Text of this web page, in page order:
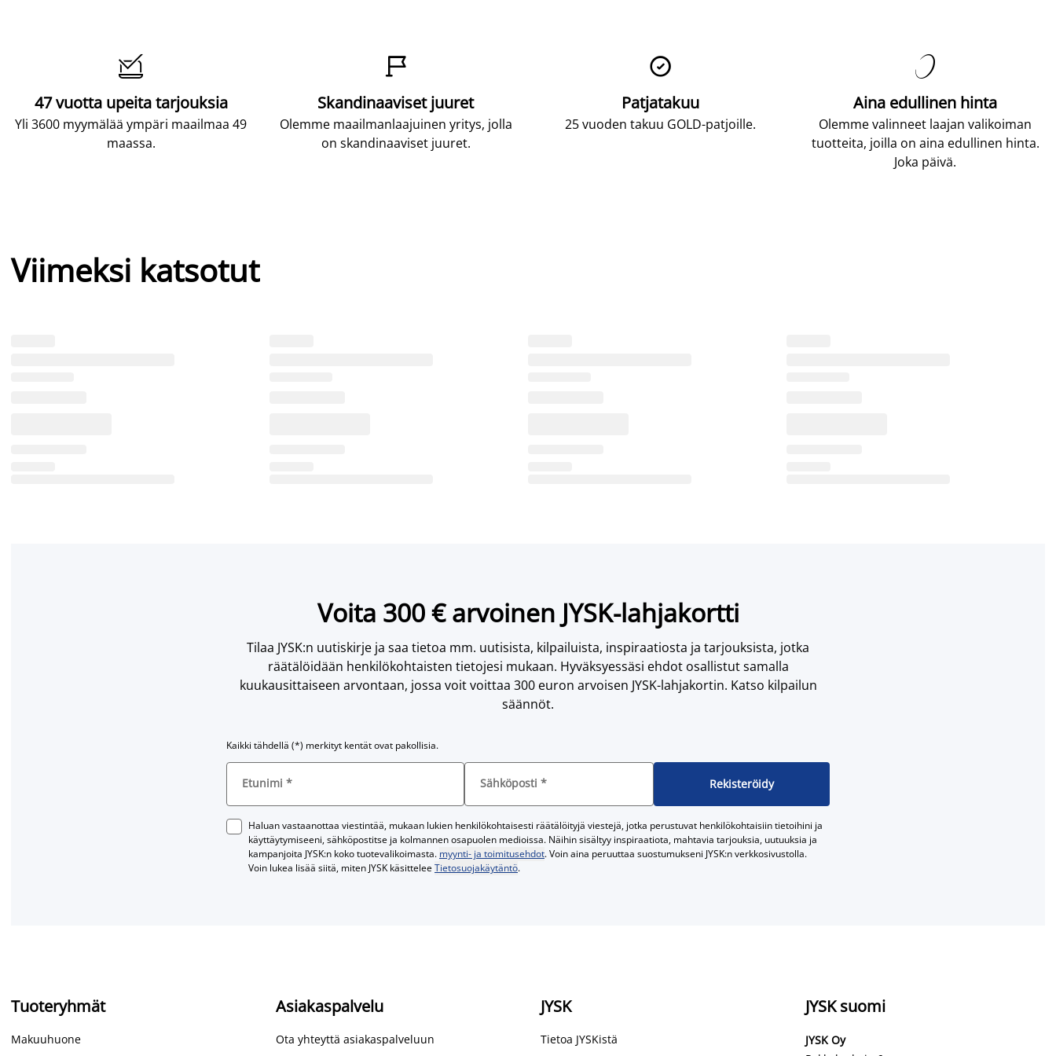

47 vuotta upeita tarjouksia
Yli 3600 myymälää ympäri maailmaa 49
maassa.

Skandinaaviset juuret
Olemme maailmanlaajuinen yritys, jolla
on skandinaaviset juuret.

Patjatakuu
25 vuoden takuu GOLD-patjoille.

Aina edullinen hinta
Olemme valinneet laajan valikoiman
tuotteita, joilla on aina edullinen hinta.
Joka päivä.
Viimeksi katsotut
Voita 300 € arvoinen JYSK-lahjakortti
Tilaa JYSK:n uutiskirje ja saa tietoa mm. uutisista, kilpailuista, inspiraatiosta ja tarjouksista, jotka
räätälöidään henkilökohtaisten tietojesi mukaan. Hyväksyessäsi ehdot osallistut samalla
kuukausittaiseen arvontaan, jossa voit voittaa 300 euron arvoisen JYSK-lahjakortin. Katso kilpailun
säännöt.
Kaikki tähdellä (*) merkityt kentät ovat pakollisia.
Etunimi * Sähköposti * Rekisteröidy
Haluan vastaanottaa viestintää, mukaan lukien henkilökohtaisesti räätälöityjä viestejä, jotka perustuvat henkilökohtaisiin tietoihini ja
käyttäytymiseeni, sähköpostitse ja kolmannen osapuolen medioissa. Näihin sisältyy inspiraatiota, mahtavia tarjouksia, uutuuksia ja
kampanjoita JYSK:n koko tuotevalikoimasta. myynti- ja toimitusehdot. Voin aina peruuttaa suostumukseni JYSK:n verkkosivustolla.
Voin lukea lisää siitä, miten JYSK käsitteleeTietosuojakäytäntö.
Tuoteryhmät
Makuuhuone
Asiakaspalvelu
Ota yhteyttä asiakaspalveluun
JYSK
Tietoa JYSKistä
JYSK suomi
JYSK Oy